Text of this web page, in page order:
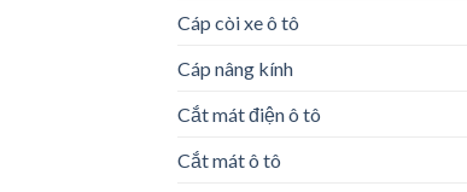
Cáp còi xe ô tô
Cáp nâng kính
Cắt mát điện ô tô
Cắt mát ô tô